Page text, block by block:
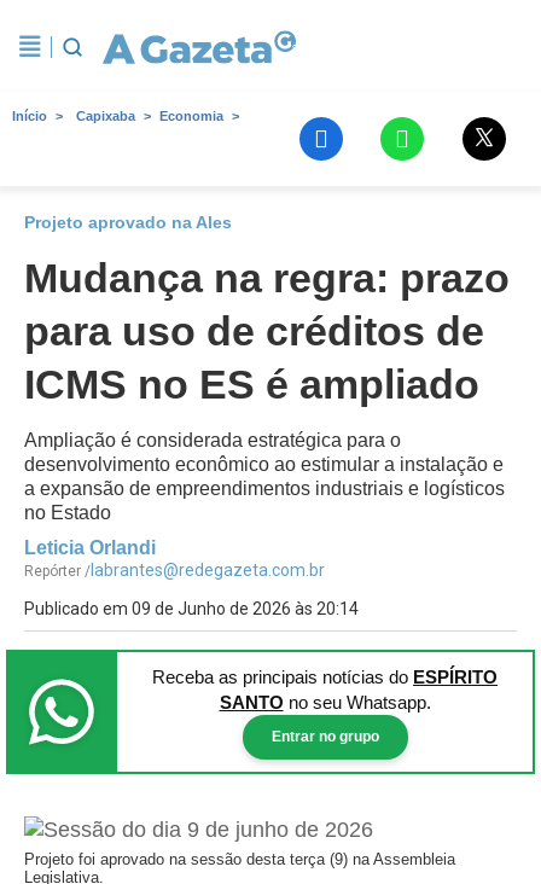
Início Capixaba Economia
Projeto aprovado na Ales
Mudança na regra: prazo
para uso de créditos de
ICMS no ES é ampliado
Ampliação é considerada estratégica para o
desenvolvimento econômico ao estimular a instalação e
a expansão de empreendimentos industriais e logísticos
no Estado
Leticia Orlandi
Repórter / labrantes@redegazeta.com.br
Publicado em 09 de Junho de 2026 às 20:14
Receba as principais notícias do ESPÍRITO
SANTO no seu Whatsapp.
Entrar no grupo
Projeto foi aprovado na sessão desta terça (9) na Assembleia
Legislativa.